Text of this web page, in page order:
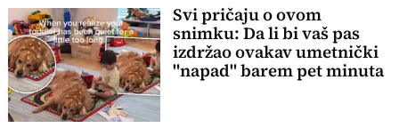
Svi pričaju o ovom
snimku: Da li bi vaš pas
izdržao ovakav umetnički
"napad" barem pet minuta